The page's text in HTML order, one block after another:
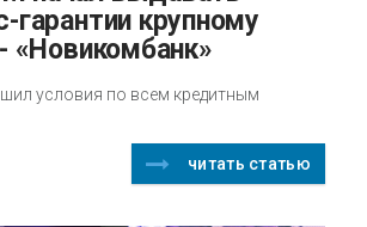
гарантии крупному
«Новикомбанк»
условия по всем кредитным
читать статью